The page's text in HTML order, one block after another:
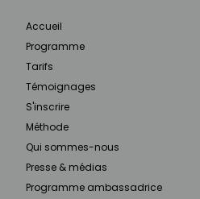
Accueil
Programme
Tarifs
Témoignages
S'inscrire
Méthode
Qui sommes-nous
Presse & médias
Programme ambassadrice